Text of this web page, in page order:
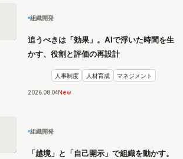
組織開発
追うべきは「効果」。AIで浮いた時間を生
かす、役割と評価の再設計
人事制度 人材育成 マネジメント
2026.08 04New
組織開発
「越境」と「自己開示」で組織を動かす。